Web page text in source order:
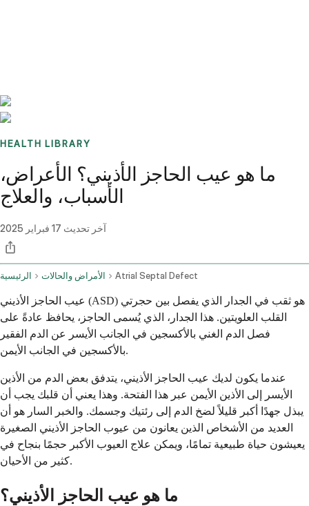
HEALTH LIBRARY
ما هو عيب الحاجز الأذيني؟ الأعراض،
الأسباب، والعلاج
آخر تحديث 17 فبراير 2025
الرئيسية الأمراض والحالات Atrial Septal Defect
عيب الحاجز الأذيني (ASD) هو ثقب في الجدار الذي يفصل بين حجرتي
القلب العلويتين. هذا الجدار، الذي يُسمى الحاجز، يحافظ عادةً على
فصل الدم الغني بالأكسجين في الجانب الأيسر عن الدم الفقير
بالأكسجين في الجانب الأيمن.
عندما يكون لديك عيب الحاجز الأذيني، يتدفق بعض الدم من الأذين
الأيسر إلى الأذين الأيمن عبر هذا الفتحة. وهذا يعني أن قلبك يجب أن
يبذل جهدًا أكبر قليلاً لضخ الدم إلى رئتيك وجسمك. والخبر السار هو أن
العديد من الأشخاص الذين يعانون من عيوب الحاجز الأذيني الصغيرة
يعيشون حياة طبيعية تمامًا، ويمكن علاج العيوب الأكبر حجمًا بنجاح في
كثير من الأحيان.
ما هو عيب الحاجز الأذيني؟